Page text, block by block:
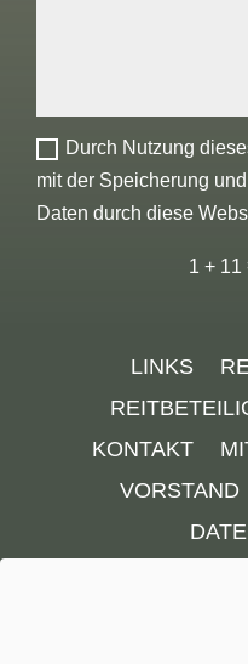
Durch Nutzung
mit der Speicherung
Daten durch diese
1 + 11
LINKS
KONTAKT
VORSTAND